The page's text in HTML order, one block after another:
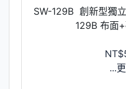
SW-129B 創新型獨
129B 布面
...